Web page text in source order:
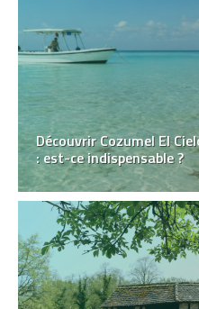
Découvrir Cozumel El
: est-ce indispensable ?